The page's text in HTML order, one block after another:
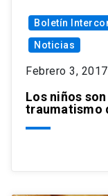
Boletín
Noticias
Febrero 3, 2017
Los niños
traumatismo